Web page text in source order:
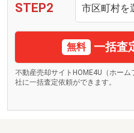
STEP2
無料 一括査
不動産売却サイトHOME4U（ホー
社に一括査定依頼ができます。